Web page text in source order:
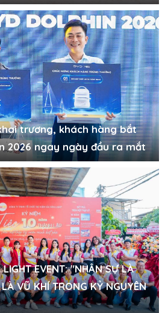
trương, khách hàng bắt
2026 ngay ngày đầu ra mắt
EVENT: "NHÂN SỰ LÀ
VŨ KHÍ TRONG KỶ NGUYÊN